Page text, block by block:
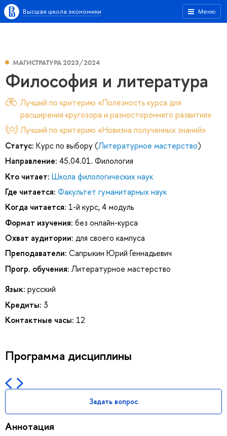
Меню
Высшая школа экономики
МАГИСТРАТУРА 2023/2024
Философия и литература
Лучший по критерию «Полезность курса для
расширения кругозора и разностороннего развития»
Лучший по критерию «Новизна полученных знаний»
Статус: Курс по выбору (Литературное мастерство)
Направление: 45.04.01. Филология
Кто читает: Школа филологических наук
Где читается: Факультет гуманитарных наук
Когда читается: 1-й курс, 4 модуль
Формат изучения: без онлайн-курса
Охват аудитории: для своего кампуса
Преподаватели: Сапрыкин Юрий Геннадьевич
Прогр. обучения: Литературное мастерство
Язык: русский
Кредиты: 3
Контактные часы: 12
Программа дисциплины
Задать вопрос
Аннотация